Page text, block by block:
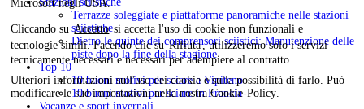
Microsoft negli USA.
Cliccando suAccettosi accetta l'uso di cookie non funzionali e
tecnologie simili. Facendo clic suRifiuta, utilizzeremo solo i servizi
tecnicamente necessari e necessari per adempiere al contratto.
Ulteriori informazioni sull'uso dei cookie e sulla possibilità di farlo. Può
modificare le sue impostazioni nella nostraCookie-Policy
Terrazze soleggiate e piattaforme panoramiche nelle stazioni
sciistiche
Dietro le quinte dei comprensori sciistici: Manutenzione delle
piste dopo la fine della stagione
Top 10
10 buoni motivi per sciare a Vipiteno
10 buoni motivi per sciare in Francia
Vacanze e sport invernali